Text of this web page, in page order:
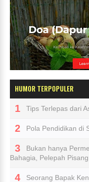
HUMOR TERPOPULER
Tips Terlepas dari
Pola Pendidikan di
Bukan hanya
Bahagia, Pelepah Pisang
Seorang Bapak